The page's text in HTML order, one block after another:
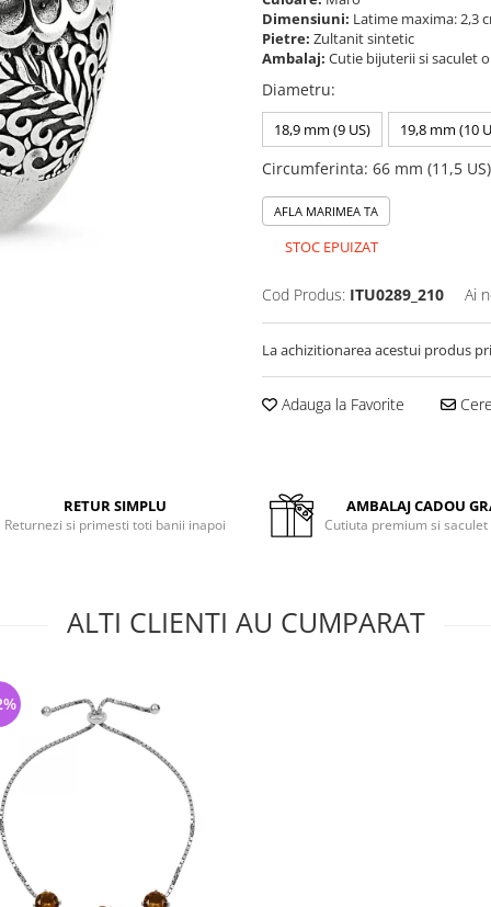
Dimensiuni: Latime maxima: 2,3
Pietre: Zultanit sintetic
Ambalaj: Cutie bijuterii si saculet
Diametru:
18,9 mm (9 US) 19,8 mm (10
Circumferinta: 66 mm (11,5 US)
AFLA MARIMEA TA
STOC EPUIZAT
Cod Produs: ITU0289_210 Ai
La achizitionarea acestui produs
Adauga la Favorite
RETUR SIMPLU
Returnezi si primesti toti banii inapoi
AMBALAJ CADOU
Cutiuta premium si
ALTI CLIENTI AU CUMPARAT